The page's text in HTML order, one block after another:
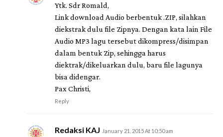
Ytk. Sdr Romald,
Link download Audio berbentuk .ZIP, silahkan
diekstrak dulu file Zipnya. Dengan kata lain File
Audio MP3 lagu tersebut dikompress/disimpan
dalam bentuk Zip, sehingga harus
diektrak/dikeluarkan dulu, baru file lagunya
bisa didengar.
Pax Christi,
Reply
Redaksi KAJ January 21, 2015 At 10:50 am